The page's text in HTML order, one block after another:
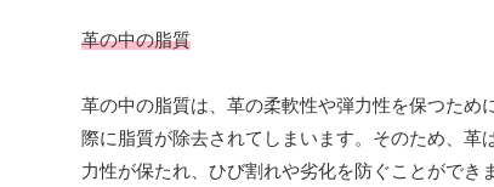
革の中の脂質
革の中の脂質は、革の柔軟性や弾力性を保つた
際に脂質が除去されてしまいます。そのため、
力性が保たれ、ひび割れや劣化を防ぐことができ